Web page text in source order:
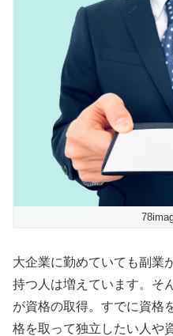
大企業に勤めていても副業
持つ人は増えています。そ
が資格の取得。すでに資格
格を取って独立したい人や